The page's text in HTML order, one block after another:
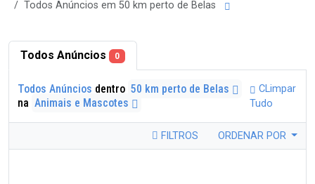
Todos Anúncios em 50 km perto de Belas
Todos Anúncios 0
Todos Anúncios dentro 50 km perto de Belas
na Animais e Mascotes
CLimpar
Tudo
FILTROS ORDENAR POR